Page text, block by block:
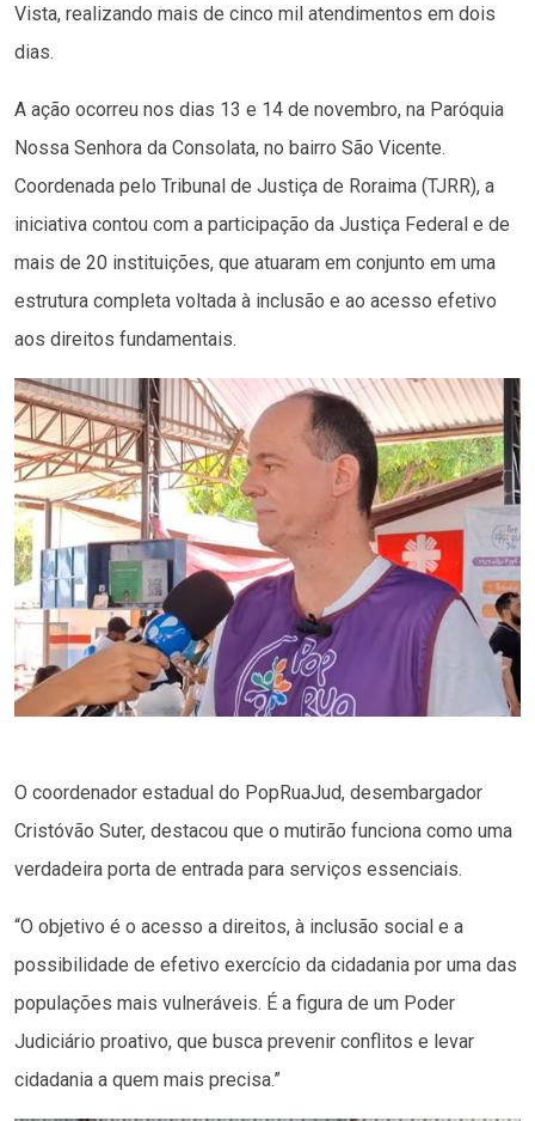
Vista, realizando mais de cinco mil atendimentos em dois
dias.
A ação ocorreu nos dias 13 e 14 de novembro, na Paróquia
Nossa Senhora da Consolata, no bairro São Vicente.
Coordenada pelo Tribunal de Justiça de Roraima (TJRR), a
iniciativa contou com a participação da Justiça Federal e de
mais de 20 instituições, que atuaram em conjunto em uma
estrutura completa voltada à inclusão e ao acesso efetivo
aos direitos fundamentais.
O coordenador estadual do PopRuaJud, desembargador
Cristóvão Suter, destacou que o mutirão funciona como uma
verdadeira porta de entrada para serviços essenciais.
“O objetivo é o acesso a direitos, à inclusão social e a
possibilidade de efetivo exercício da cidadania por uma das
populações mais vulneráveis. É a figura de um Poder
Judiciário proativo, que busca prevenir conflitos e levar
cidadania a quem mais precisa.”